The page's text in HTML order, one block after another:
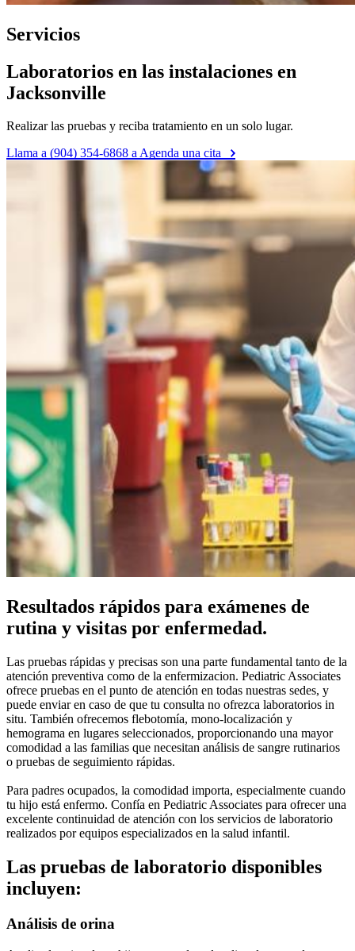
Servicios
Laboratorios en las instalaciones en
Jacksonville
Realizar las pruebas y reciba tratamiento en un solo lugar.
Llama a (904) 354-6868 a Agenda una cita
Resultados rápidos para exámenes de
rutina y visitas por enfermedad.
Las pruebas rápidas y precisas son una parte fundamental tanto de la
atención preventiva como de la enfermizacion. Pediatric Associates
ofrece pruebas en el punto de atención en todas nuestras sedes, y
puede enviar en caso de que tu consulta no ofrezca laboratorios in
situ. También ofrecemos flebotomía, mono-localización y
hemograma en lugares seleccionados, proporcionando una mayor
comodidad a las familias que necesitan análisis de sangre rutinarios
o pruebas de seguimiento rápidas.
Para padres ocupados, la comodidad importa, especialmente cuando
tu hijo está enfermo. Confía en Pediatric Associates para ofrecer una
excelente continuidad de atención con los servicios de laboratorio
realizados por equipos especializados en la salud infantil.
Las pruebas de laboratorio disponibles
incluyen:
Análisis de orina